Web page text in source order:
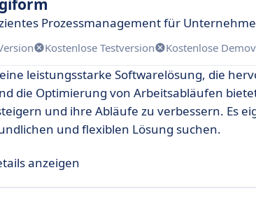
Prozessmanagement für
Kostenlose Testversion Kostenlose
leistungsstarke Softwarelösung, die
die Optimierung von Arbeitsabläufen
und ihre Abläufe zu verbessern. Es
und flexiblen Lösung suchen.
anzeigen